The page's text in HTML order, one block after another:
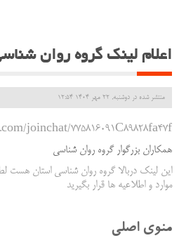
اعلام لینک گروه روان
منتشر شده در دوشنبه, 22 مهر 1404 12:54
joinchat/775816091C89828fa47f
همکاران بزرگوار گروه روان شناسی
این لینک دربالا گروه روان شناسی استان هست
موارد و اطلاعیه ها قرار بگیرید
منوی اصلی